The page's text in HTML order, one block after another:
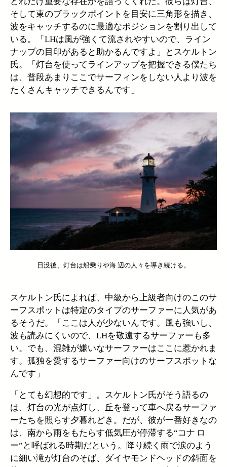
そして東のブラックポイントを目安に三角形を描き、
波をキャッチするのに最適なポジションを割り出して
いる。「LHは風が強くて流されやすいので、ライン
ナップの目印があると助かるんですよ」とスケルトン
氏。「灯台を使ってラインアップを把握できる僕たち
は、普段あまりここでサーフィンをしない人より波を
たくさんキャッチできるんです」
日没後、灯台は船乗りや海 辺の人々を導き続ける。
スケルトン氏によれば、中級から上級者向けのこのサ
ーフスポットは特定のタイプのサーファーに人気があ
るそうだ。「ここは人が少ないんです。風も強いし、
波も読みにくいので、LHを敬遠するサーファーも多
い。でも、混雑が嫌いなサーファーはここに惹かれま
す。孤独を愛するサーファー向けのサーフスポットな
んです」
「とても幻想的です」。スケルトン氏がそう語るの
は、灯台の光が点灯し、丘を登って車へ戻るサーファ
ーたちを照らす夕暮れどき。だが、彼が一番好きなの
は、南から雨をもたらす低気圧が停滞する“コナ ロ
ー”と呼ばれる時期だという。降り続く雨で涙のよう
に細い滝が灯台のそば、ダイヤモンドヘッドの斜面を